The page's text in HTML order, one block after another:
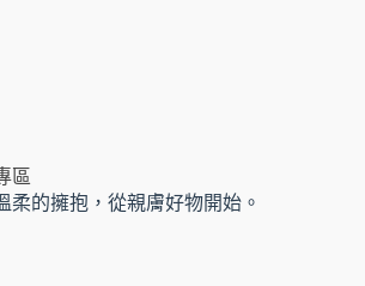
區
柔的擁抱，從親膚好物開始。